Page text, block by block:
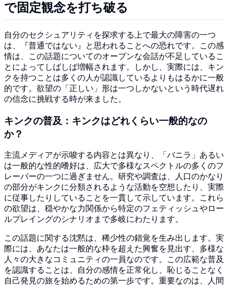
で固定観念を打ち破る
自分のセクシュアリティを探求する上で最大の障害の一つ
は、『普通ではない』と思われることへの恐れです。この感
情は、この話題についてのオープンな会話が不足しているこ
とによってしばしば増幅されます。しかし、実際には、キン
クを持つことは多くの人が認識しているよりもはるかに一般
的です。欲望の「正しい」形は一つしかないという時代遅れ
の信念に挑戦する時が来ました。
キンクの普及：キンクはどれくらい一般的なの
か？
主流メディアが示唆する内容とは異なり、「バニラ」あるい
は一般的な性的嗜好は、広大で多様なスペクトルの多くのフ
レーバーの一つに過ぎません。研究や調査は、人口のかなり
の部分がキンクに分類されるような活動を空想したり、実際
に従事したりしていることを一貫して示しています。これら
の欲望は、穏やかな力関係から特定のフェティッシュやロー
ルプレイングのシナリオまで多岐にわたります。
この話題に関する沈黙は、稀少性の錯覚を生み出します。実
際には、あなたは一般的な枠を超えた興奮を見出す、多様な
人々の大きなコミュニティの一員なのです。この広範な普及
を認識することは、自分の感情を正常化し、恥じることなく
自己発見の旅を始めるための第一歩です。重要なのは、人間